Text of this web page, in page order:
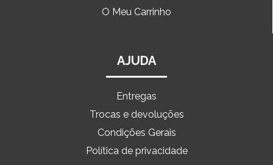
O Meu Carrinho
AJUDA
Entregas
Trocas e devoluções
Condições Gerais
Política de privacidade